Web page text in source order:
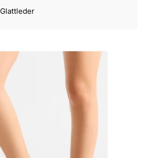
Glattleder